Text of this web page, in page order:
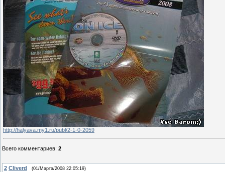
http://halyava.my1.ru/publ/2-1-0-2059
Всего комментариев: 2
2 Cliverd (01/Марта/2008 22:05:19)